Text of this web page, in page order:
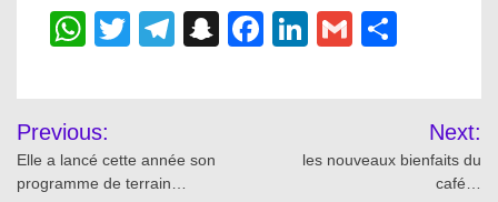
WhatsApp
TwitterTelegram
Snapchat
Facebook
LinkedIn
Gmail
Post
navigation
Previous:
Elle a lancé cette année son
programme de terrain…
Next:
les nouveaux bienfaits du
café…